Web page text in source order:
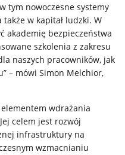
tym nowoczesne systemy
w kapitał ludzki. W
akademię bezpieczeństwa
szkolenia z zakresu
naszych pracowników, jak
– mówi Simon Melchior,
elementem wdrażania
celem jest rozwój
infrastruktury na
wzmacnianiu